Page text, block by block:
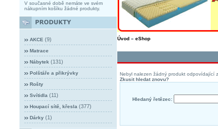
V současné době nemáte ve svém
nákupním košíku žádné produkty.
AKCE (9)
Matrace
Nábytek (131)
Polštáře a přikrývky
Rošty
Svítidla (11)
Houpací sítě, křesla (377)
Dárky(1)
Úvod» eShop
Nebyl nalezen žádný produkt odpovídající
Zkusit hledat znovu?
Hledaný řetězec: